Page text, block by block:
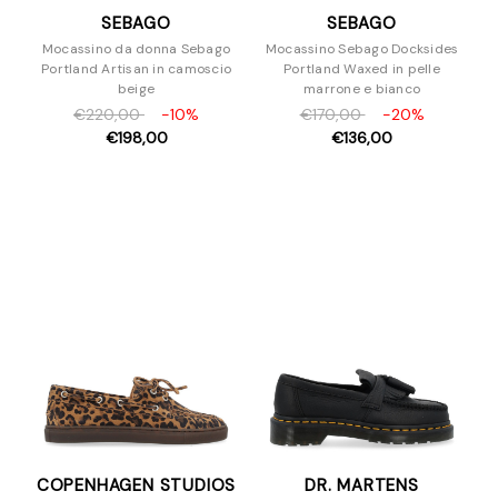
SEBAGO
Mocassino da donna Sebago
Portland Artisan in camoscio
beige
€220,00
-10%
€198,00
SEBAGO
Mocassino Sebago Docksides
Portland Waxed in pelle
marrone e bianco
€170,00
-20%
€136,00
COPENHAGEN STUDIOS DR. MARTENS